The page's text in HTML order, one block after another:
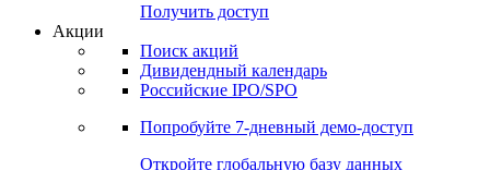
Получить доступ
Акции
Поиск акций
Дивидендный календарь
Российские IPO/SPO
Попробуйте 7-дневный демо-доступ
Откройте глобальную базу данных